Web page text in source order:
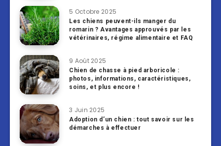
5 Octobre 2025
Les chiens peuvent-ils manger du
romarin ? Avantages approuvés par les
vétérinaires, régime alimentaire et FAQ
9 Août 2025
Chien de chasse à pied arboricole :
photos, informations, caractéristiques,
soins, et plus encore !
3 Juin 2025
Adoption d’un chien : tout savoir sur les
démarches à effectuer